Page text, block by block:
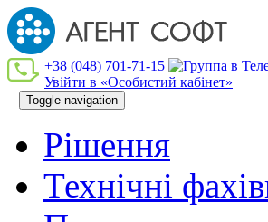
+38 (048) 701-71-15
Увійти в «Особистий кабінет»
Toggle navigation
Рішення
Технiчнi